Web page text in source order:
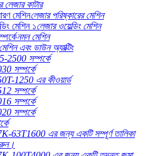
লেজার কাটার
লেজার পরিষ্কারের মেশিন
লেজার ওয়েল্ডিং মেশিন
নমন মেশিন
এবং ডাউন অ্যাক্টিং
2500 সম্পর্কে
সম্পর্কে
1250 এর কীওয়ার্ড
সম্পর্কে
সম্পর্কে
সম্পর্কে
63T1600 এর জন্য একটি সম্পূর্ণ তালিকা